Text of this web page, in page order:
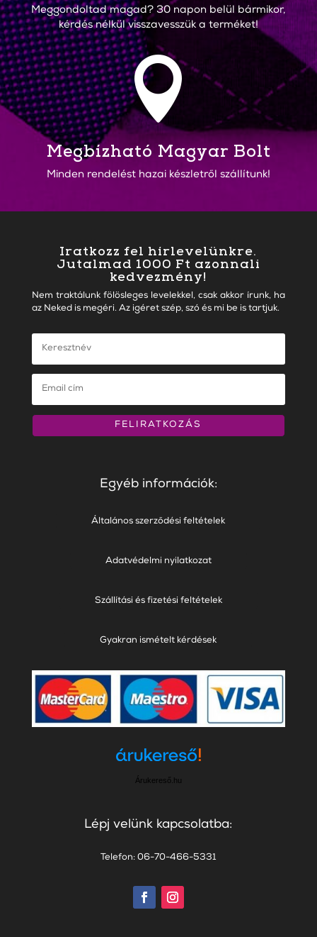
Meggondoltad magad? 30 napon belül bármikor,
kérdés nélkül visszavesszük a terméket!

Megbízható Magyar Bolt
Minden rendelést hazai készletről szállítunk!
Iratkozz fel hírlevelünkre.
Jutalmad 1000 Ft azonnali
kedvezmény!
Nem traktálunk fölösleges levelekkel, csak akkor írunk, ha
az Neked is megéri. Az igéret szép, szó és mi be is tartjuk.
FELIRATKOZÁS
Egyéb információk:
Általános szerződési feltételek
Adatvédelmi nyilatkozat
Szállítási és fizetési feltételek
Gyakran ismételt kérdések
Árukereső.hu
Lépj velünk kapcsolatba:
Telefon: 06-70-466-5331